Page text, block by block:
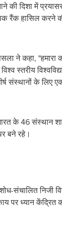
की दिशा में
हासिल करने की
ने कहा, "हमारा
स्तरीय
संस्थानों के लिए
के 46 संस्थान
बने रहे।
संचालित निजी
पर ध्यान